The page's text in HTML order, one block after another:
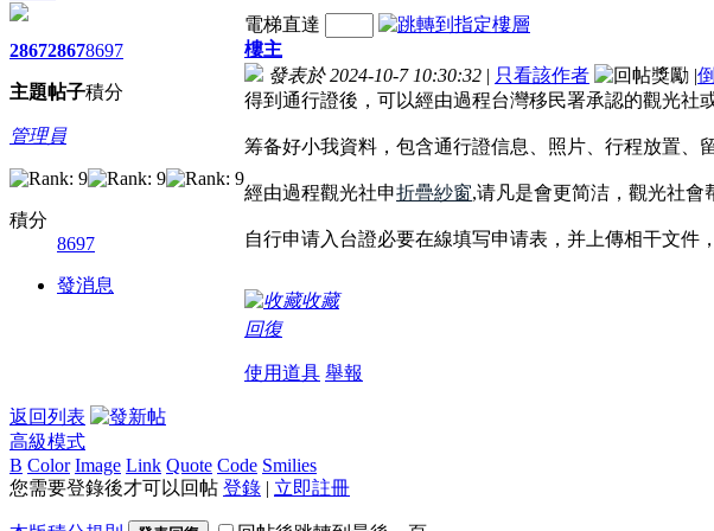
2867
主題
2867
帖子
8697
積分
管理員
積分
8697
發消息
電梯直達
樓主
發表於 2024-10-7 10:30:32 | 只看該作者 |
得到通行證後，可以經由過程台灣移民署承認的觀光社
筹备好小我資料，包含通行證信息、照片、行程放置、
經由過程觀光社申折疊紗窗,请凡是會更简洁，觀光社會
自行申请入台證必要在線填写申请表，并上傳相干文件
收藏
回復
使用道具 舉報
返回列表
高級模式
B Color Image Link Quote Code Smilies
您需要登錄後才可以回帖 登錄 | 立即註冊